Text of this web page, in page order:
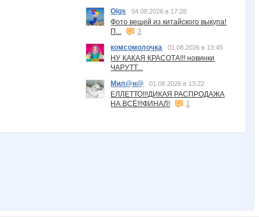
Olgs
04.08.2026 в 17:28
Фото вещей из китайского выкупа!
П...
3
комсомолочка
01.08.2026 в 13:45
НУ КАКАЯ КРАСОТА!!! новинки
ЧАРУТТ...
Мил@н@
01.08.2026 в 13:22
ЕЛЛЕТТО!!!ДИКАЯ РАСПРОДАЖА
НА ВСЁ!!!ФИНАЛ!
1